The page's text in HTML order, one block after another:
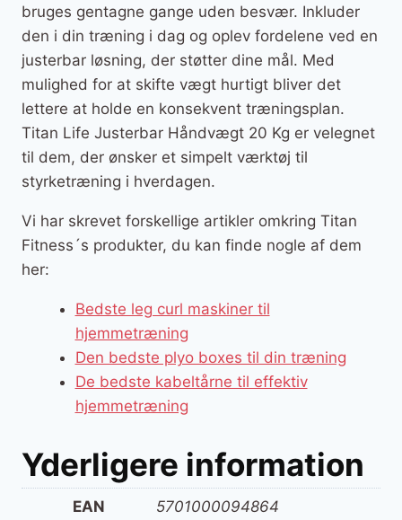
bruges gentagne gange uden besvær. Inkluder
den i din træning i dag og oplev fordelene ved en
justerbar løsning, der støtter dine mål. Med
mulighed for at skifte vægt hurtigt bliver det
lettere at holde en konsekvent træningsplan.
Titan Life Justerbar Håndvægt 20 Kg er velegnet
til dem, der ønsker et simpelt værktøj til
styrketræning i hverdagen.
Vi har skrevet forskellige artikler omkring Titan
Fitness´s produkter, du kan finde nogle af dem
her:
Bedste leg curl maskiner til
hjemmetræning
Den bedste plyo boxes til din træning
De bedste kabeltårne til effektiv
hjemmetræning
Yderligere information
EAN 5701000094864